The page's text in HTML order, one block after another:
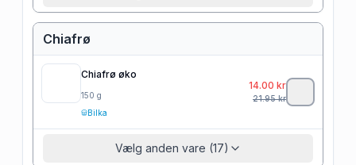
Chiafrø
Chiafrø øko
150 g
Bilka
14.00 kr
21.95kr
Vælg anden vare (17)